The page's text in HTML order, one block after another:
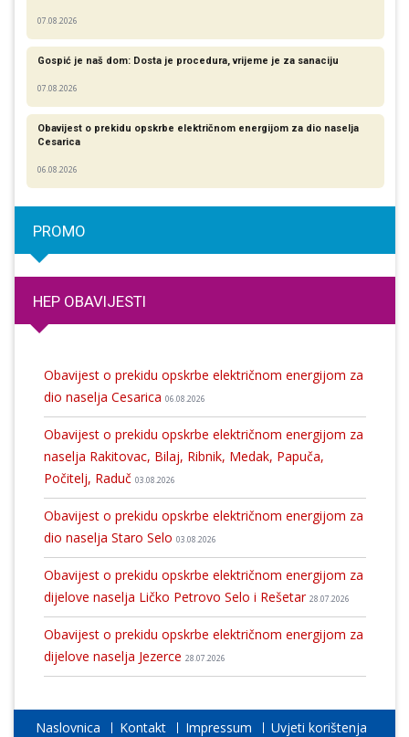
07.08.2026
Gospić je naš dom: Dosta je procedura, vrijeme je za sanaciju
07.08.2026
Obavijest o prekidu opskrbe električnom energijom za dio naselja
Cesarica
06.08.2026
PROMO
HEP OBAVIJESTI
Obavijest o prekidu opskrbe električnom energijom za
dio naselja Cesarica 06.08.2026
Obavijest o prekidu opskrbe električnom energijom za
naselja Rakitovac, Bilaj, Ribnik, Medak, Papuča,
Počitelj, Raduč 03.08.2026
Obavijest o prekidu opskrbe električnom energijom za
dio naselja Staro Selo 03.08.2026
Obavijest o prekidu opskrbe električnom energijom za
dijelove naselja Ličko Petrovo Selo i Rešetar 28.07.2026
Obavijest o prekidu opskrbe električnom energijom za
dijelove naselja Jezerce 28.07.2026
Naslovnica Kontakt Impressum Uvjeti korištenja